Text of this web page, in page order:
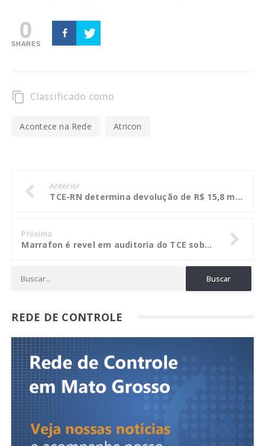
0
SHARES
content_copy Classificado como
Acontece na Rede Atricon
Anterior
TCE-RN determina devolução de R$ 15,8 milhões sacados de fundo da previdência de Natal
Próxima
Marrafon é revel em auditoria do TCE sobre excesso de licenças de professores
REDE DE CONTROLE